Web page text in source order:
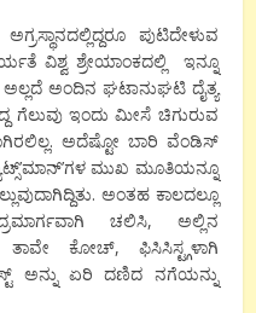
ಅಗ್ರಸ್ಥಾನದಲ್ಲಿದ್ದರೂ ಪುಟಿದೇಳುವ
ವಿಶ್ವ ಶ್ರೇಯಾಂಕದಲ್ಲಿ
ಇನ್ನೂ
ಅಲ್ಲದೆ ಅಂದಿನ ಘಟಾನುಘಟಿ ದೈತ್ಯ
ಗೆಲುವು ಇಂದು ಮೀಸೆ ಚಿಗುರುವ
ಅದೆಷ್ಟೋ ಬಾರಿ ವೆಂಡಿಸ್
ಮುಖ ಮೂತಿಯನ್ನೂ
ಅಂತಹ ಕಾಲದಲ್ಲೂ
ಚಲಿಸಿ, ಅಲ್ಲಿನ
ತಾವೇ ಕೋಚ್, ಫಿಸಿಸಿಸ್ಟ್ಗಳಾಗಿ
ಅನ್ನು ಏರಿ ದಣಿದ ನಗೆಯನ್ನು